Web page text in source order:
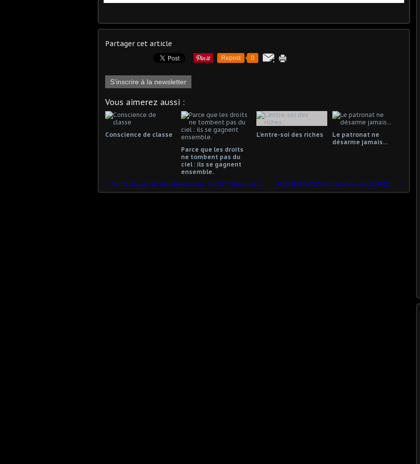
Partager cet article
Repost 0
S'inscrire à la newsletter
Vous aimerez aussi :
Conscience de classe
Parce que les droits
ne tombent pas du
ciel : ils se gagnent
ensemble.
L'entre-soi des riches
Le patronat ne
désarme jamais...
Tarifs du gaz et de l'électricité : la CGT dénonce des hausses "pharaoniques" et revendique un retour au service public de l'énergie AUGMENTATION du prix du vaccin PFIZER : Le secrétaire d’État, Clément Beaune, n’est pas choqué…